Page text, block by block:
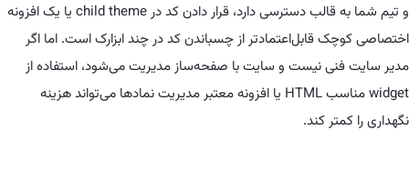
و تیم شما به قالب دسترسی دارد، قرار دادن کد در child theme یا یک افزونه
قابل‌اعتمادتر از چسباندن کد در چند ابزارک است. اما اگر
نیست و سایت با صفحه‌ساز مدیریت می‌شود، استفاده از
widget مناسب HTML یا افزونه معتبر مدیریت نمادها می‌تواند هزینه
کند.